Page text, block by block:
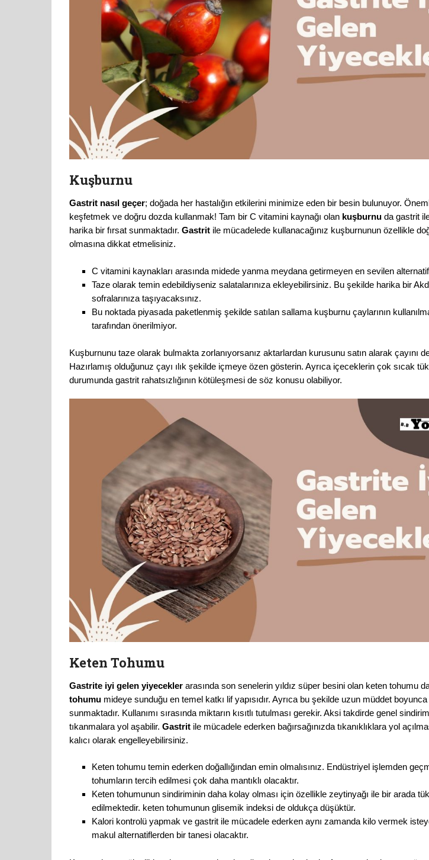
Kuşburnu
Gastrit nasıl geçer; doğada her hastalığın etkilerini minimize eden bir besin bulunuyor.
keşfetmek ve doğru dozda kullanmak! Tam bir C vitamini kaynağı olan kuşburnu da gastrit
harika bir fırsat sunmaktadır. Gastrit ile mücadelede kullanacağınız kuşburnunun özellikle
olmasına dikkat etmelisiniz.
C vitamini kaynakları arasında midede yanma meydana getirmeyen en sevilen
Taze olarak temin edebildiyseniz salatalarınıza ekleyebilirsiniz. Bu şekilde harika bir
sofralarınıza taşıyacaksınız.
Bu noktada piyasada paketlenmiş şekilde satılan sallama kuşburnu çaylarının
tarafından önerilmiyor.
Kuşburnunu taze olarak bulmakta zorlanıyorsanız aktarlardan kurusunu satın alarak çayını
Hazırlamış olduğunuz çayı ılık şekilde içmeye özen gösterin. Ayrıca içeceklerin çok sıcak
durumunda gastrit rahatsızlığının kötüleşmesi de söz konusu olabiliyor.
Keten Tohumu
Gastrite iyi gelen yiyecekler arasında son senelerin yıldız süper besini olan keten tohumu
tohumu mideye sunduğu en temel katkı lif yapısıdır. Ayrıca bu şekilde uzun müddet
sunmaktadır. Kullanımı sırasında miktarın kısıtlı tutulması gerekir. Aksi takdirde genel
tıkanmalara yol aşabilir. Gastrit ile mücadele ederken bağırsağınızda tıkanıklıklara yol
kalıcı olarak engelleyebilirsiniz.
Keten tohumu temin ederken doğallığından emin olmalısınız. Endüstriyel işlemden
tohumların tercih edilmesi çok daha mantıklı olacaktır.
Keten tohumunun sindiriminin daha kolay olması için özellikle zeytinyağı ile bir arada
edilmektedir. keten tohumunun glisemik indeksi de oldukça düşüktür.
Kalori kontrolü yapmak ve gastrit ile mücadele ederken aynı zamanda kilo vermek
makul alternatiflerden bir tanesi olacaktır.